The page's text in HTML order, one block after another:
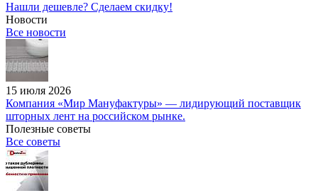
Нашли дешевле? Сделаем скидку!
Новости
Все новости
15 июля 2026
Компания «Мир Мануфактуры» — лидирующий поставщик
шторных лент на российском рынке.
Полезные советы
Все советы